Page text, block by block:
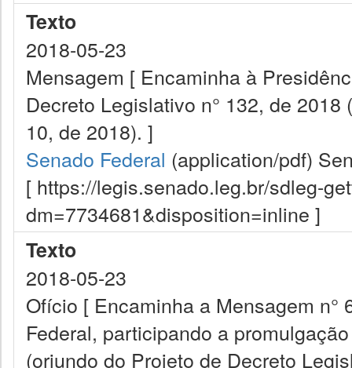
Texto
2018-05-23
Mensagem [ Encaminha à
Decreto Legislativo n° 132, de
10, de 2018). ]
Senado Federal (application/pdf)
[ https://legis.senado.leg.br/sdleg-
dm=7734681&disposition=inline ]
Texto
2018-05-23
Ofício [ Encaminha a Mensagem
Federal, participando a
(oriundo do Projeto de Decreto